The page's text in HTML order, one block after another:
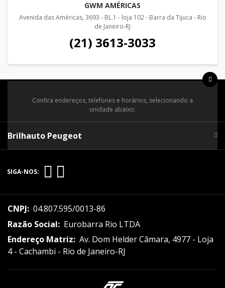
GWM AMÉRICAS
Avenida das Américas, 3693 - BL.1 - loja 102 - Barra da Tijuca - Rio
de Janeiro-RJ
(21) 3613-3033
Confira endereços, telefones e horários, selecionando a
unidade abaixo:
Brilhauto Peugeot
SIGA-NOS:
CNPJ: 04.807.595/0013-86
Razão Social: Eurobarra Rio LTDA
Endereço Matriz: Av. Dom Helder Câmara, 4977 - Loja
4 - Cachambi - Rio de Janeiro-RJ